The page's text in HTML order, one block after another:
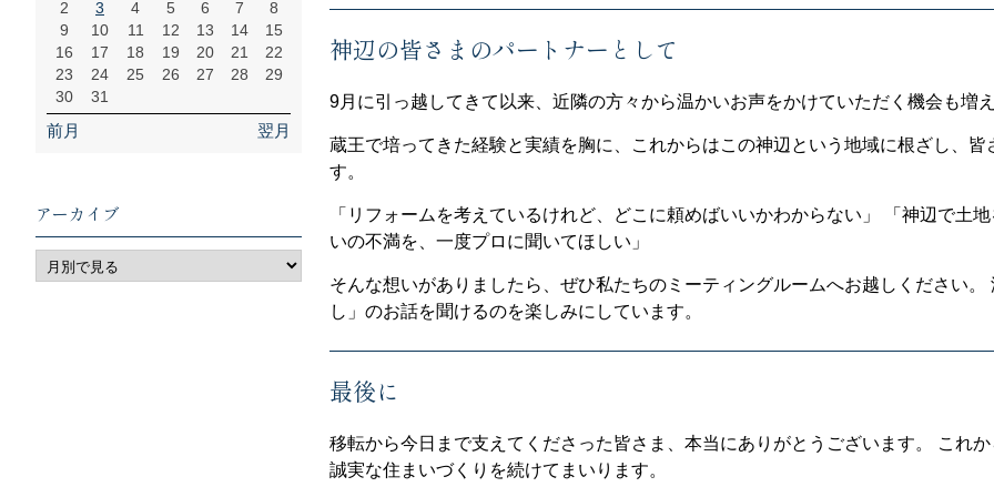
神辺の皆さまのパートナーとして
9月に引っ越してきて以来、近隣の方々から温かいお声をかけていただく機会も増
蔵王で培ってきた経験と実績を胸に、これからはこの神辺という地域に根ざし、
す。
「リフォームを考えているけれど、どこに頼めばいいかわからない」 「神辺で土
いの不満を、一度プロに聞いてほしい」
そんな想いがありましたら、ぜひ私たちのミーティングルームへお越しください
し」のお話を聞けるのを楽しみにしています。
最後に
移転から今日まで支えてくださった皆さま、本当にありがとうございます。 これ
誠実な住まいづくりを続けてまいります。
2 3 4 5 6 7
8
9
10 11 12 13 14
15
16
17 18 19 20 21
22
23
24 25 26 27 28
29
30
31
前月 翌月
アーカイブ